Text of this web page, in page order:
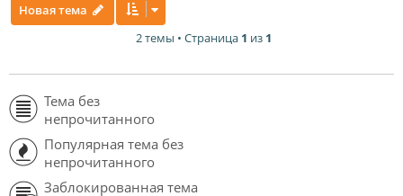
Новая тема
2 темы • Страница 1 из 1
Тема без
непрочитанного
Популярная тема без
непрочитанного
Заблокированная тема